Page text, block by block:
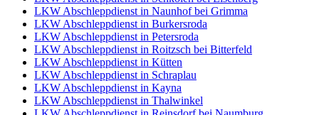
LKW Abschleppdienst in Naunhof bei Grimma
LKW Abschleppdienst in Burkersroda
LKW Abschleppdienst in Petersroda
LKW Abschleppdienst in Roitzsch bei Bitterfeld
LKW Abschleppdienst in Kütten
LKW Abschleppdienst in Schraplau
LKW Abschleppdienst in Kayna
LKW Abschleppdienst in Thalwinkel